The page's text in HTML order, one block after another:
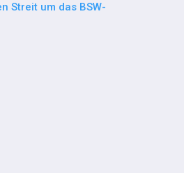
Streit um das BSW-